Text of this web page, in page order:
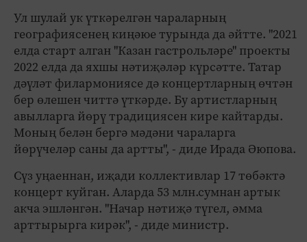
Ул шулай ук үткәрелгән чараларның
географиясенең киңәюе турында да әйтте. "2021
елда старт алган "Казан гастрольләре" проекты
2022 елда да яхшы нәтиҗәләр күрсәтте. Татар
дәүләт филармониясе дә концертларның өчтән
бер өлешен читтә үткәрде. Бу артистларның
авылларга йөрү традициясен кире кайтарды.
Моның белән бергә мәдәни чараларга
йөрүчеләр саны да артты", - диде Ирада Әюпова.
Сүз уңаеннан, иҗади коллективлар 17 төбәктә
концерт куйган. Аларда 53 млн.сумнан артык
акча эшләнгән. "Начар нәтиҗә түгел, әмма
арттырырга кирәк", - диде министр.